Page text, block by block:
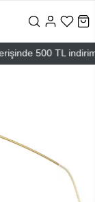
500 TL indirim